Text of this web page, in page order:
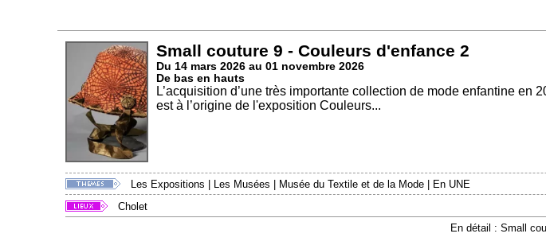
Small couture 9 - Couleurs d'enfance 2
Du 14 mars 2026 au 01 novembre 2026
De bas en hauts
L’acquisition d’une très importante collection de mode enfantine en
est à l’origine de l'exposition Couleurs...
Les Expositions Les Musées Musée du Textile et de la Mode
En UNE
Cholet
En détail : Small